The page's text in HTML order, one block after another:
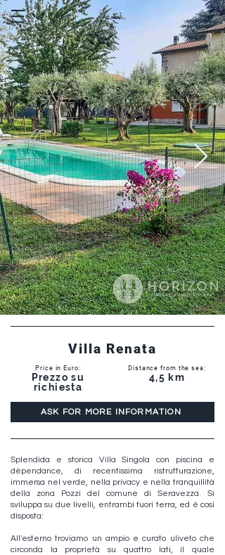
Villa Renata
Price in Euro:
Prezzo su
richiesta
Distance from the sea:
4,5 km
ASK FOR MORE INFORMATION
Splendida e storica Villa Singola con piscina e
dépendance, di recentissima ristrutturazione,
immersa nel verde, nella privacy e nella tranquillità
della zona Pozzi del comune di Seravezza. Si
sviluppa su due livelli, entrambi fuori terra, ed è così
disposta:
All'esterno troviamo un ampio e curato uliveto che
circonda la proprietà su quattro lati, il quale